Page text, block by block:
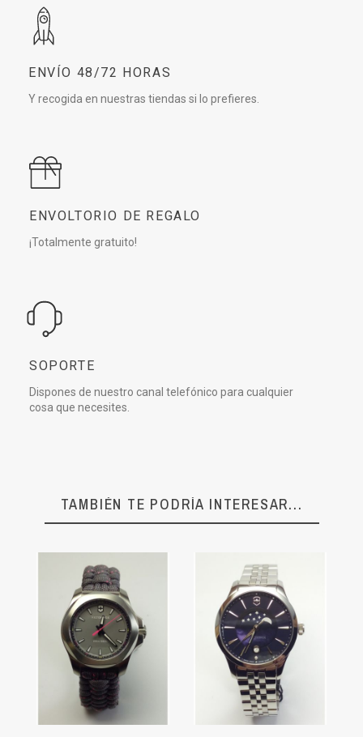
ENVÍO 48/72 HORAS
Y recogida en nuestras tiendas si lo prefieres.
ENVOLTORIO DE REGALO
¡Totalmente gratuito!
SOPORTE
Dispones de nuestro canal telefónico para cualquier
cosa que necesites.
TAMBIÉN TE PODRÍA INTERESAR...